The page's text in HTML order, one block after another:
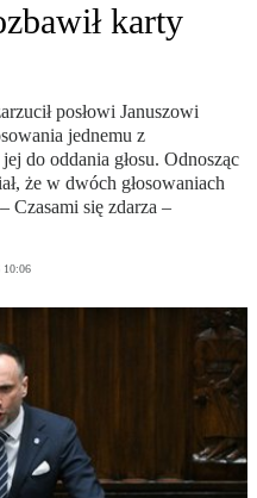
karty
posłowi Januszowi
jednemu z
do oddania głosu. Odnosząc
że w dwóch głosowaniach
Czasami się zdarza –
10:06